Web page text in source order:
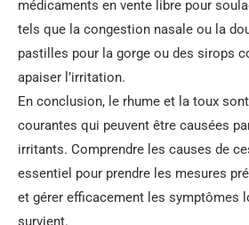
médicaments en vente libre pour
tels que la congestion nasale ou la
pastilles pour la gorge ou des sirops
apaiser l’irritation.
En conclusion, le rhume et la toux
courantes qui peuvent être causées
irritants. Comprendre les causes de
essentiel pour prendre les mesures
et gérer efficacement les symptômes
survient.